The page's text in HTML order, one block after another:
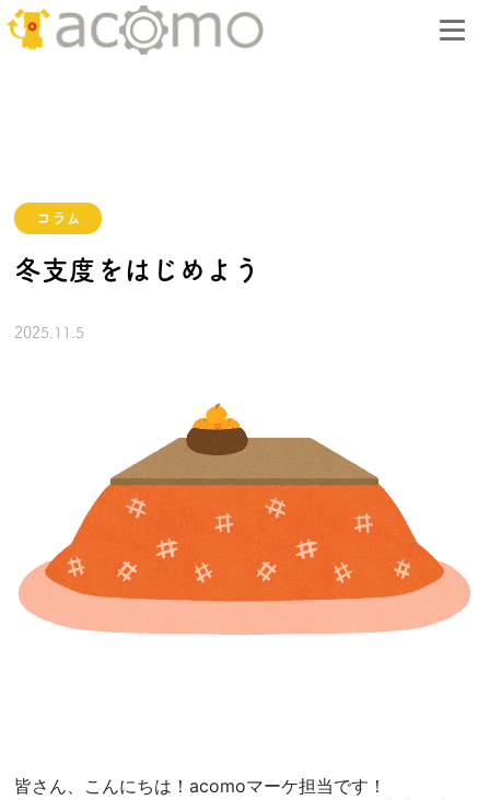
コラム
冬支度をはじめよう
2025.11.5
皆さん、こんにちは！acomoマーケ担当です！